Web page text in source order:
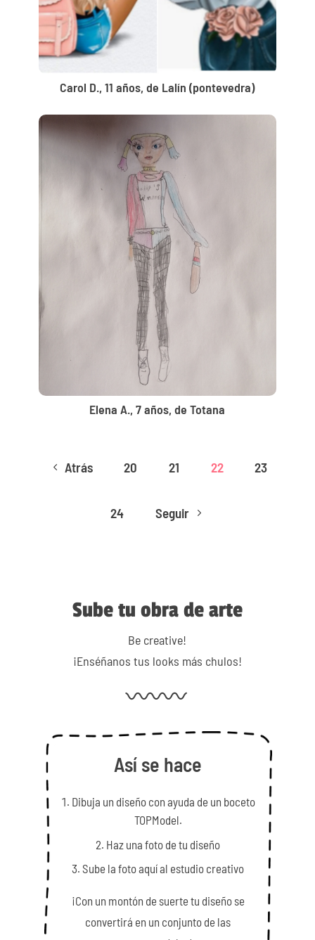
Carol D., 11 años, de Lalín (pontevedra)
Elena A., 7 años, de Totana
4 Atrás 20 21 22 23
24 Seguir 5
Sube tu obra de arte
Be creative!
¡Enséñanos tus looks más chulos!
Así se hace
Dibuja un diseño con ayuda de un boceto
TOPModel.
Haz una foto de tu diseño
Sube la foto aquí al estudio creativo
¡Con un montón de suerte tu diseño se
convertirá en un conjunto de las